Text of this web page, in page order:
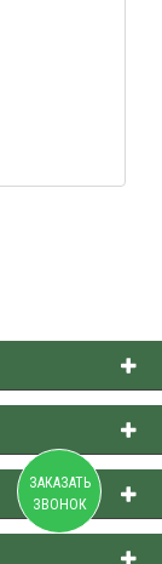
ЗАКАЗАТЬ
ЗВОНОК